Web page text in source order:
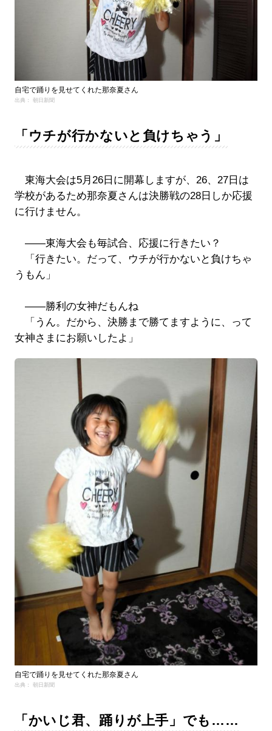
自宅で踊りを見せてくれた那奈夏さん
出典： 朝日新聞
「ウチが行かないと負けちゃう」
東海大会は5月26日に開幕しますが、26、27日は
学校があるため那奈夏さんは決勝戦の28日しか応援
に行けません。
――東海大会も毎試合、応援に行きたい？
「行きたい。だって、ウチが行かないと負けちゃ
うもん」
――勝利の女神だもんね
「うん。だから、決勝まで勝てますように、って
女神さまにお願いしたよ」
自宅で踊りを見せてくれた那奈夏さん
出典： 朝日新聞
「かいじ君、踊りが上手」でも……